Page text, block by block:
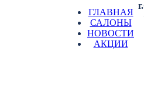
ГЛАВНАЯ
САЛОНЫ
НОВОСТИ
АКЦИИ